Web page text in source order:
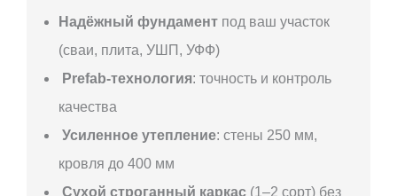
Надёжный фундамент под ваш участок
(сваи, плита, УШП, УФФ)
Prefab-технология: точность и контроль
качества
Усиленное утепление: стены 250 мм,
кровля до 400 мм
Сухой строганный каркас (1–2 сорт) без